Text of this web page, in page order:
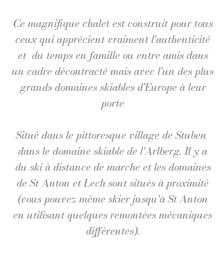
Ce magnifique chalet est construit pour tous
ceux qui apprécient vraiment l'authenticité
et du temps en famille ou entre amis dans
un cadre décontracté mais avec l'un des plus
grands domaines skiables d'Europe à leur
porte
Situé dans le pittoresque village de Stuben
dans le domaine skiable de l'Arlberg. Il y a
du ski à distance de marche et les domaines
de St Anton et Lech sont situés à proximité
(vous pouvez même skier jusqu'à St Anton
en utilisant quelques remontées mécaniques
différentes).